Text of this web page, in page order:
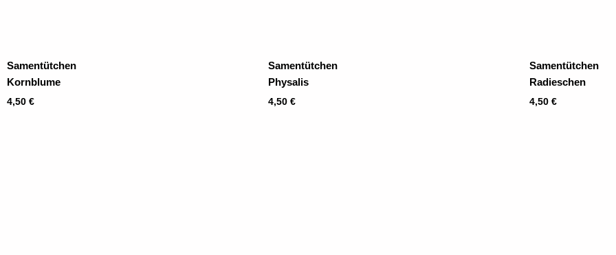
Samentütchen
Kornblume
4,50 €
Samentütchen
Physalis
4,50 €
Samentütchen
Radieschen
4,50 €